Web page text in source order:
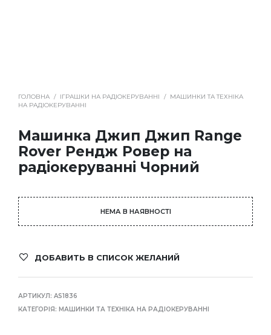
ГОЛОВНА / ІГРАШКИ НА РАДІОКЕРУВАННІ /
МАШИНКИ ТА ТЕХНІКА
НА РАДІОКЕРУВАННІ
Машинка Джип Джип Range
Rover Рендж Ровер на
радіокеруванні Чорний
НЕМА В НАЯВНОСТІ
ДОБАВИТЬ В СПИСОК ЖЕЛАНИЙ
АРТИКУЛ: AS1836
КАТЕГОРІЯ: МАШИНКИ ТА ТЕХНІКА НА РАДІОКЕРУВАННІ